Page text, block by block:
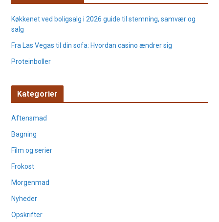
Køkkenet ved boligsalg i 2026 guide til stemning, samvær og
salg
Fra Las Vegas til din sofa: Hvordan casino ændrer sig
Proteinboller
Kategorier
Aftensmad
Bagning
Film og serier
Frokost
Morgenmad
Nyheder
Opskrifter